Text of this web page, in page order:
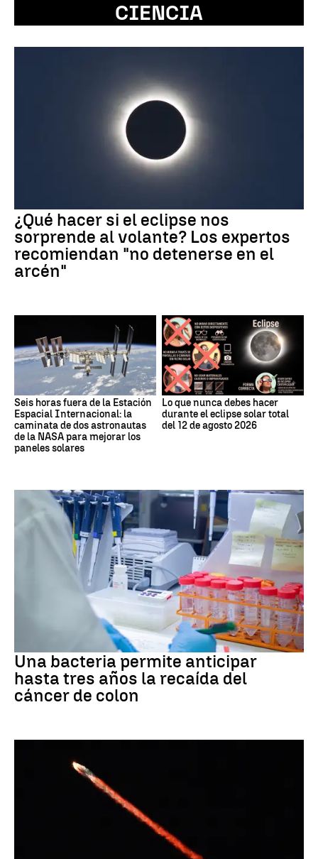
CIENCIA
¿Qué hacer si el eclipse nos
sorprende al volante? Los expertos
recomiendan "no detenerse en el
arcén"
Seis horas fuera de la Estación
Espacial Internacional: la
caminata de dos astronautas
de la NASA para mejorar los
paneles solares
Lo que nunca debes hacer
durante el eclipse solar total
del 12 de agosto 2026
Una bacteria permite anticipar
hasta tres años la recaída del
cáncer de colon